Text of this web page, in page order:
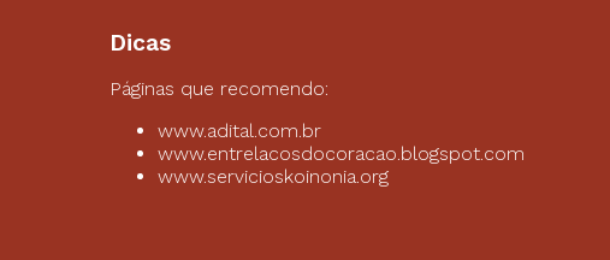
Dicas
Páginas que recomendo:
www.adital.com.br
www.entrelacosdocoracao.blogspot.com
www.servicioskoinonia.org